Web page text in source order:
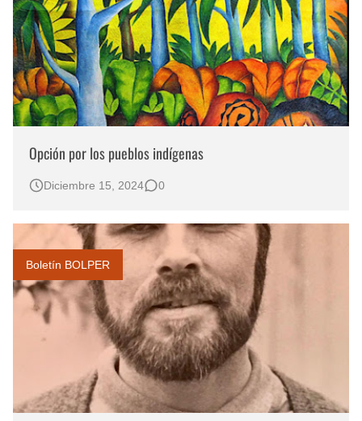
Opción por los pueblos indígenas
Diciembre 15, 2024 0
Boletín BOLPER